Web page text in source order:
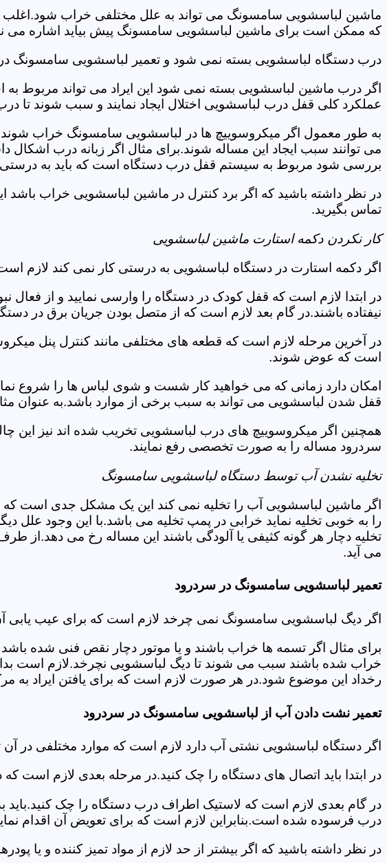
ماشین لباسشویی سامسونگ می تواند به علل مختلفی خراب شود.اغلب
که ممکن است برای ماشین لباسشویی سامسونگ پیش بیاید اشاره می
درب دستگاه لباسشویی بسته نمی شود و تعمیر لباسشویی سامسونگ
اگر درب ماشین لباسشویی بسته نمی شود این ایراد می تواند مربوط به
عملکرد کلی قفل درب لباسشویی اختلال ایجاد نمایند و سبب شوند تا
به طور معمول اگر میکروسوییچ ها در لباسشویی سامسونگ خراب شوند
می توانند سبب ایجاد این مساله شوند.برای مثال اگر زبانه درب اشکال
بررسی شود مربوط به سیستم قفل درب دستگاه است که باید به
در نظر داشته باشید که اگر برد کنترل در ماشین لباسشویی خراب
تماس بگیرید.
کار نکردن دکمه استارت ماشین لباسشویی
اگر دکمه استارت در دستگاه لباسشویی به درستی کار نمی کند لازم
در ابتدا لازم است که قفل کودک در دستگاه را وارسی نمایید و از
نیفتاده باشند.در گام بعد لازم است که از متصل بودن جریان برق در
در آخرین مرحله لازم است که قطعه های مختلفی مانند کنترل پنل
است که عوض شوند.
امکان دارد زمانی که می خواهید کار شست و شوی لباس ها را شروع
قفل شدن لباسشویی می تواند به سبب برخی از موارد باشد.به عنوان
همچنین اگر میکروسوییچ های درب لباسشویی تخریب شده اند نیز این
سردرود مساله را به صورت تخصصی رفع نمایند.
تخلیه نشدن آب توسط دستگاه لباسشویی سامسونگ
اگر ماشین لباسشویی آب را تخلیه نمی کند این یک مشکل جدی است که
را به خوبی تخلیه نماید خرابی در پمپ تخلیه می باشد.با این وجود
تخلیه دچار هر گونه کثیفی یا آلودگی باشند این مساله رخ می دهد.از
می آید.
تعمیر لباسشویی سامسونگ در سردرود
اگر دیگ لباسشویی سامسونگ نمی چرخد لازم است که برای عیب یابی آن
برای مثال اگر تسمه ها خراب باشند و یا موتور دچار نقص فنی شده
خراب شده باشند سبب می شوند تا دیگ لباسشویی نچرخد.لازم است
رخداد این موضوع شود.در هر صورت لازم است که برای یافتن ایراد به
تعمیر نشت دادن آب از لباسشویی سامسونگ در سردرود
اگر دستگاه لباسشویی نشتی آب دارد لازم است که موارد مختلفی
در ابتدا باید اتصال های دستگاه را چک کنید.در مرحله بعدی لازم است
در گام بعدی لازم است که لاستیک اطراف درب دستگاه را چک کنید.باید
درب فرسوده شده است.بنابراین لازم است که برای تعویض آن اقدام
در نظر داشته باشید که اگر بیشتر از حد لازم از مواد تمیز کننده و